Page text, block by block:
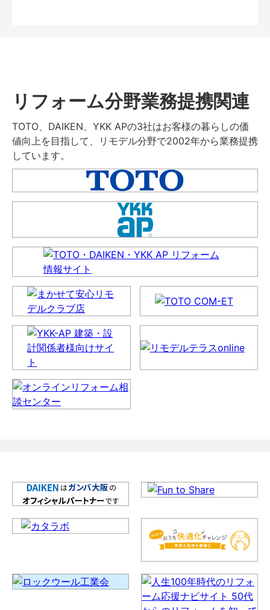
リフォーム分野業務提携関連
TOTO、DAIKEN、YKK APの3社はお客様の暮らしの価
値向上を目指して、リモデル分野で2002年から業務提携
しています。